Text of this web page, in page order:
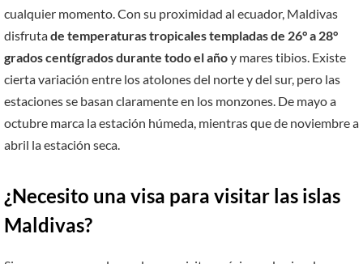
cualquier momento. Con su proximidad al ecuador, Maldivas
disfrutade temperaturas tropicales templadas de 26° a 28°
grados centígrados durante todo el añoy mares tibios. Existe
cierta variación entre los atolones del norte y del sur, pero las
estaciones se basan claramente en los monzones. De mayo a
octubre marca la estación húmeda, mientras que de noviembre a
abril la estación seca.
¿Necesito una visa para visitar las islas
Maldivas?